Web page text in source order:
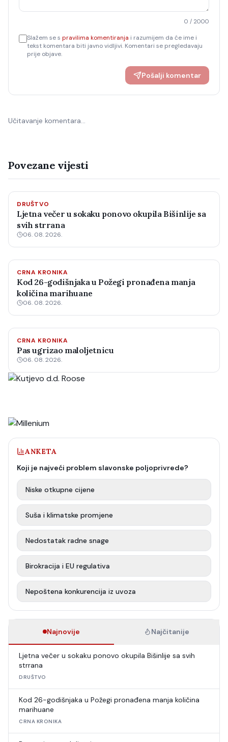
0 / 2000
Slažem se s pravilima komentiranja i razumijem da će ime i
tekst komentara biti javno vidljivi. Komentari se pregledavaju
prije objave.
Pošalji komentar
Učitavanje komentara…
Povezane vijesti
DRUŠTVO
Ljetna večer u sokaku ponovo okupila Bišinlije sa
svih strrana
06. 08. 2026.
CRNA KRONIKA
Kod 26-godišnjaka u Požegi pronađena manja
količina marihuane
06. 08. 2026.
CRNA KRONIKA
Pas ugrizao maloljetnicu
06. 08. 2026.
ANKETA
Koji je najveći problem slavonske poljoprivrede?
Niske otkupne cijene
Suša i klimatske promjene
Nedostatak radne snage
Birokracija i EU regulativa
Nepoštena konkurencija iz uvoza
Najnovije Najčitanije
Ljetna večer u sokaku ponovo okupila Bišinlije sa svih
strrana
DRUŠTVO
Kod 26-godišnjaka u Požegi pronađena manja količina
marihuane
CRNA KRONIKA